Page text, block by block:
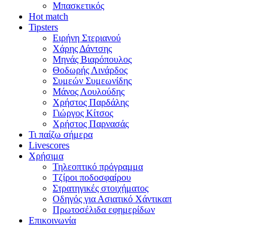
Μπασκετικός
Hot match
Tipsters
Ειρήνη Στεριανού
Χάρης Δάντσης
Μηνάς Βιαρόπουλος
Θοδωρής Λινάρδος
Συμεών Συμεωνίδης
Μάνος Λουλούδης
Χρήστος Παρδάλης
Γιώργος Κίτσος
Χρήστος Παρνασάς
Τι παίζω σήμερα
Livescores
Χρήσιμα
Τηλεοπτικό πρόγραμμα
Τζίροι ποδοσφαίρου
Στρατηγικές στοιχήματος
Οδηγός για Ασιατικό Χάντικαπ
Πρωτοσέλιδα εφημερίδων
Επικοινωνία